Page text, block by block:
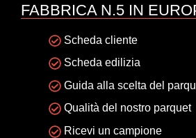
FABBRICA N.5 IN
Scheda cliente
Scheda edilizia
Guida alla scelta del
Qualità del nostro parquet
Ricevi un campione